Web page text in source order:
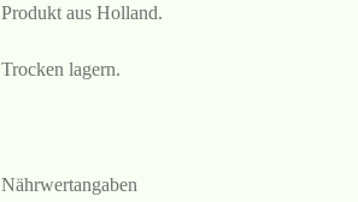
Produkt aus Holland.
Trocken lagern.
Nährwertangaben